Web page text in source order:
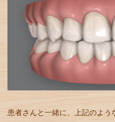
患者さんと一緒に、上記のよ